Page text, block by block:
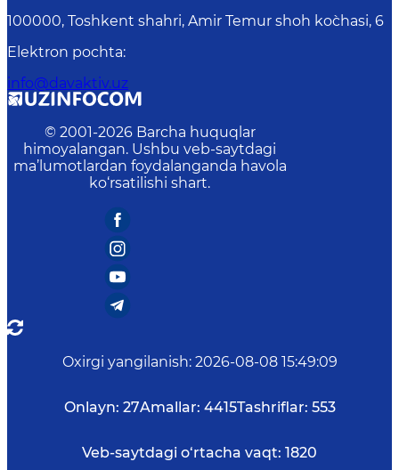
100000, Toshkent shahri, Amir Temur shoh ko`chasi, 6
Elektron pochta:
info@davaktiv.uz
© 2001-2026 Barcha huquqlar
himoyalangan. Ushbu veb-saytdagi
ma’lumotlardan foydalanganda havola
ko‘rsatilishi shart.
Oxirgi yangilanish: 2026-08-08 15:49:09
Onlayn: 27Amallar: 4415Tashriflar: 553
Veb-saytdagi o‘rtacha vaqt: 1820